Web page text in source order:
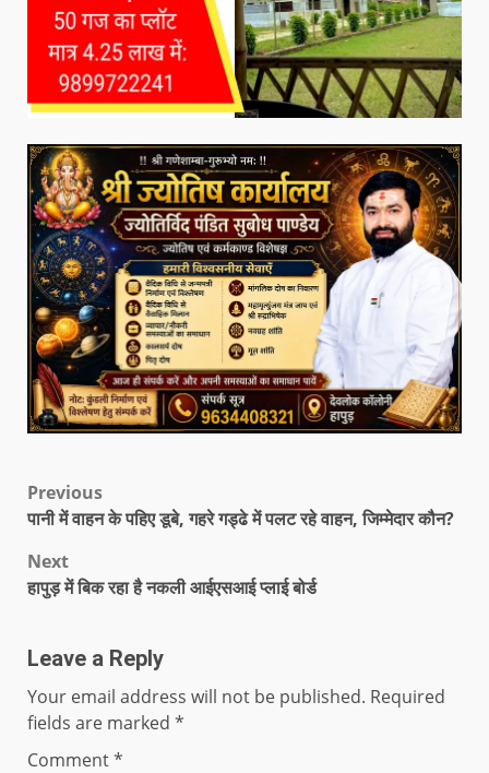
Previous
पानी में वाहन के पहिए डूबे, गहरे गड्ढे में पलट रहे वाहन, जिम्मेदार कौन?
Next
हापुड़ में बिक रहा है नकली आईएसआई प्लाई बोर्ड
Leave a Reply
Your email address will not be published. Required
fields are marked *
Comment*